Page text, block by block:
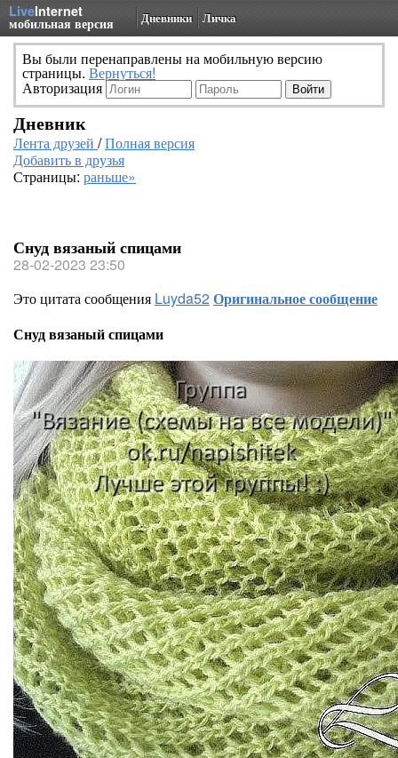
LiveInternet
мобильная версия Дневники Личка
Вы были перенаправлены на мобильную версию
страницы. Вернуться!
Авторизация
Дневник
Лента друзей /Полная версия
Добавить в друзья
Страницы: раньше»
Снуд вязаный спицами
28-02-2023 23:50
Это цитата сообщения Luyda52Оригинальное сообщение
Снуд вязаный спицами